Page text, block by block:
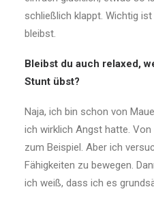
schließlich klappt. Wichtig
bleibst.
Bleibst du auch relaxed,
Stunt übst?
Naja, ich bin schon von
ich wirklich Angst hatte. Von
zum Beispiel. Aber ich
Fähigkeiten zu bewegen.
ich weiß, dass ich es